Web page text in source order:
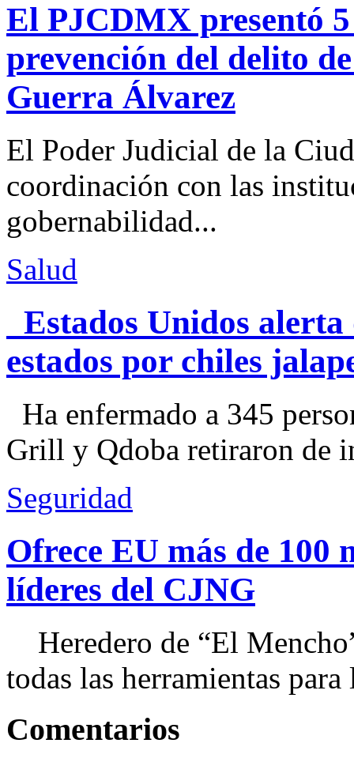
El PJCDMX presentó
prevención del delito
Guerra Álvarez
El Poder Judicial de la
coordinación con las
gobernabilidad...
Salud
Estados Unidos alerta
estados por chiles
Ha enfermado a 345
Grill y Qdoba retiraron de
Seguridad
Ofrece EU más de 100
líderes del CJNG
Heredero de “El
todas las herramientas
Comentarios